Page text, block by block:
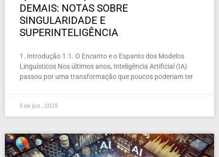
DEMAIS: NOTAS SOBRE
SINGULARIDADE E
SUPERINTELIGÊNCIA
1. Introdução 1.1. O Encanto e o Espanto dos Modelos
Linguísticos Nos últimos anos, Inteligência Artificial (IA)
passou por uma transformação que poucos poderiam ter
5 de jan , 2025